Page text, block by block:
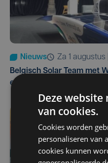
Nieuws
za 1
Belgisch Solar Team met
eerst in VS
Deze
van cookies.
Cookies worden
personaliseren van
cookies kunnen